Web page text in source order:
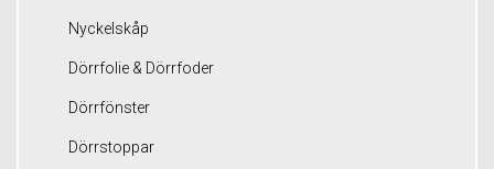
Nyckelskåp
Dörrfolie & Dörrfoder
Dörrfönster
Dörrstoppar